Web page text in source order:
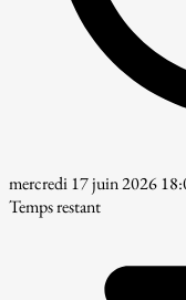
mercredi 17 juin 2026
Temps restant